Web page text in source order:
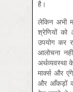
है।
लेकिन अभी
श्रेणियों को
उपयोग कर
आलोचना
मार्क्स और
और आँकड़ों